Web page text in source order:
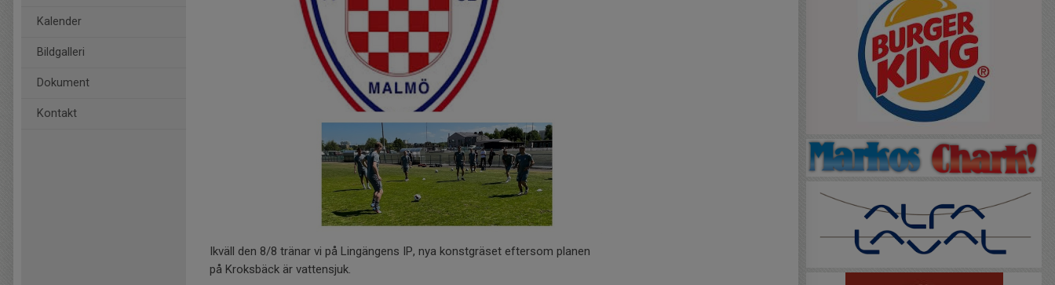
Kalender
Bildgalleri
Dokument
Kontakt
Ikväll den 8/8 tränar vi på Lingängens IP, nya konstgräset eftersom planen
på Kroksbäck är vattensjuk.